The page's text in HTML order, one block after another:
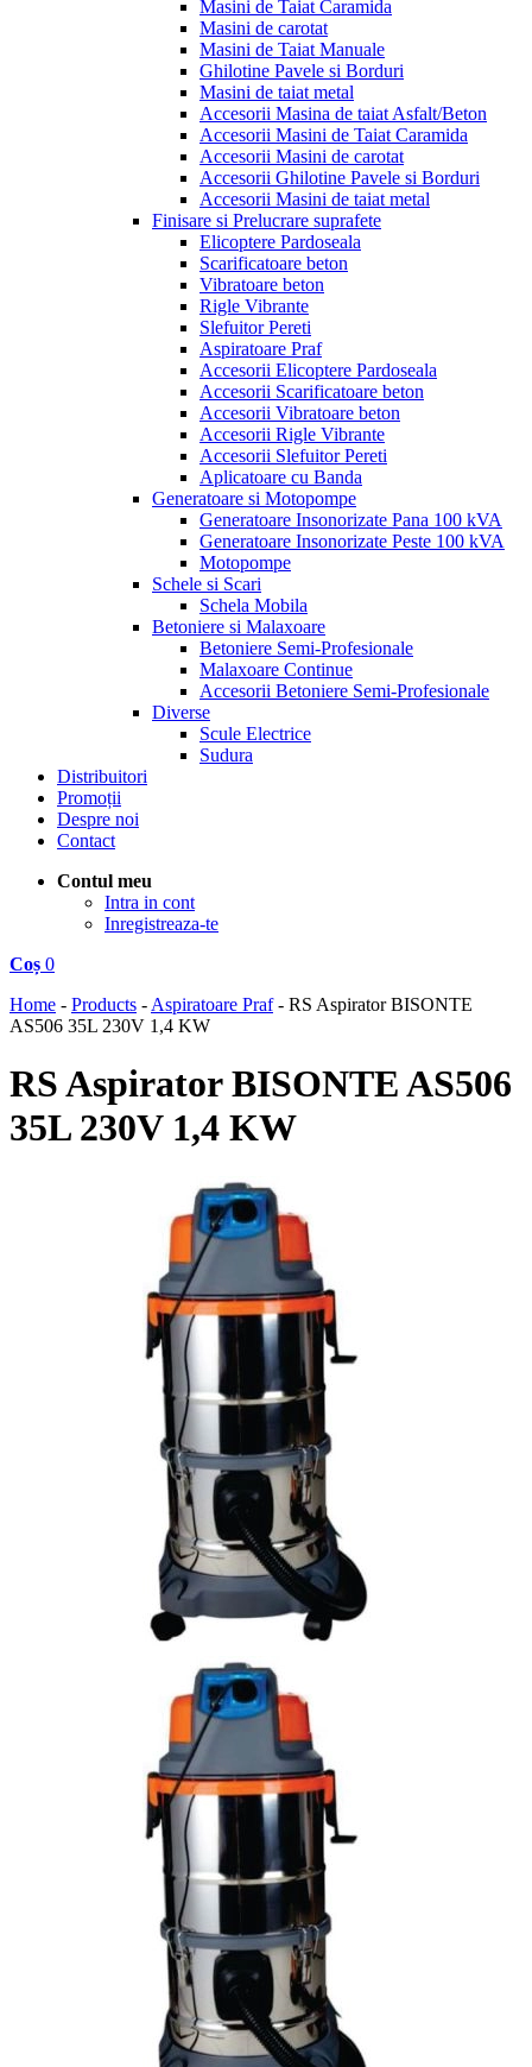
Masini de Taiat Caramida
Masini de carotat
Masini de Taiat Manuale
Ghilotine Pavele si Borduri
Masini de taiat metal
Accesorii Masina de taiat Asfalt/Beton
Accesorii Masini de Taiat Caramida
Accesorii Masini de carotat
Accesorii Ghilotine Pavele si Borduri
Accesorii Masini de taiat metal
Finisare si Prelucrare suprafete
Elicoptere Pardoseala
Scarificatoare beton
Vibratoare beton
Rigle Vibrante
Slefuitor Pereti
Aspiratoare Praf
Accesorii Elicoptere Pardoseala
Accesorii Scarificatoare beton
Accesorii Vibratoare beton
Accesorii Rigle Vibrante
Accesorii Slefuitor Pereti
Aplicatoare cu Banda
Generatoare si Motopompe
Generatoare Insonorizate Pana 100 kVA
Generatoare Insonorizate Peste 100 kVA
Motopompe
Schele si Scari
Schela Mobila
Betoniere si Malaxoare
Betoniere Semi-Profesionale
Malaxoare Continue
Accesorii Betoniere Semi-Profesionale
Diverse
Scule Electrice
Sudura
Distribuitori
Promoții
Despre noi
Contact
Contul meu
Intra in cont
Inregistreaza-te
Coș 0
Home - Products - Aspiratoare Praf- RS Aspirator BISONTE
AS506 35L 230V 1,4 KW
RS Aspirator BISONTE AS506
35L 230V 1,4 KW